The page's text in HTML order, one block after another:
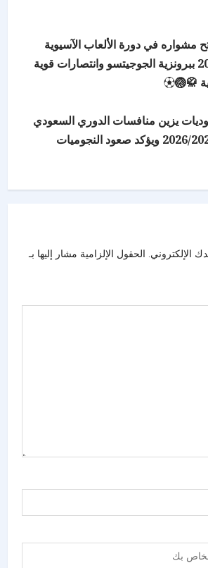
مشواره في دورة الألعاب الآسيوية
الشاطئية سانيا 2026 ببرونزية الجوجيتسو وانتصارات قوية
🥋🏐⚽
يزين منافسات الدوري السعودي
الممتاز للسيدات 2026/2025 ويؤكد صعود النجوميات
الإلكتروني. الحقول الإلزامية مشار إليها بـ